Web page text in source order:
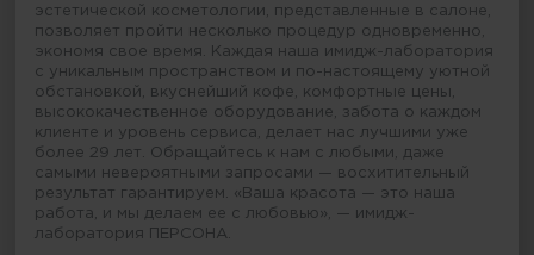
эстетической косметологии, представленные в салоне,
позволяет пройти несколько процедур одновременно,
экономя свое время. Каждая наша имидж-лаборатория
с уникальным пространством и по-настоящему уютной
обстановкой, вкуснейший кофе, комфортные цены,
высококачественное оборудование, забота о каждом
клиенте и уровень сервиса, делает нас лучшими уже
более 29 лет. Обращайтесь к нам с любыми, даже
самыми невероятными запросами — восхитительный
результат гарантируем. «Ваша красота — это наша
работа, и мы делаем ее с любовью», — имидж-
лаборатория ПЕРСОНА.